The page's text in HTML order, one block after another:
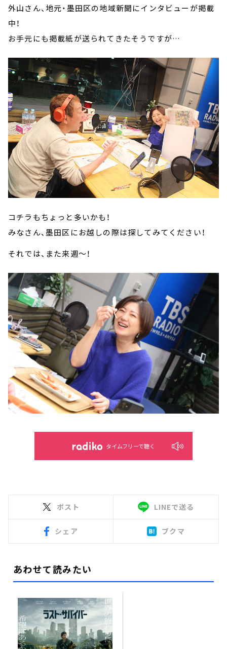
外山さん、地元・墨田区の地域新聞にインタビューが掲載
中！
お手元にも掲載紙が送られてきたそうですが…
コチラもちょっと多いかも！
みなさん、墨田区にお越しの際は探してみてください！
それでは、また来週～！
タイムフリーで聴く
ポスト LINEで送る
シェア ブクマ
あわせて読みたい